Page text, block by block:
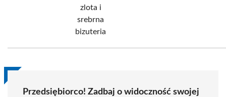
zlota i
srebrna
bizuteria
Przedsiębiorco! Zadbaj o widoczność swojej